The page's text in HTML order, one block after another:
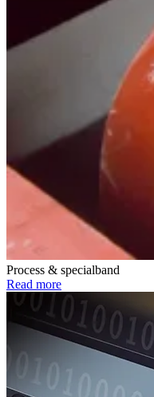
Process & specialband
Read more